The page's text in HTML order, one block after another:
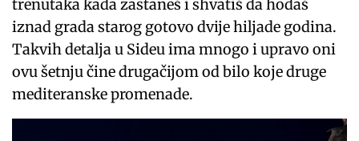
trenutaka kada zastaneš i shvatiš da hodaš
iznad grada starog gotovo dvije hiljade godina.
Takvih detalja u Sideu ima mnogo i upravo oni
ovu šetnju čine drugačijom od bilo koje druge
mediteranske promenade.